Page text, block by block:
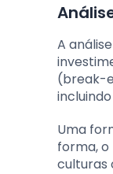
A
(break-
Uma
forma,
culturas